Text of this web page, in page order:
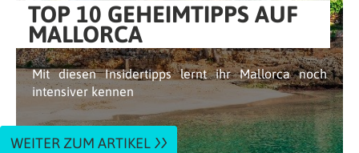
TOP 10 GEHEIMTIPPS AUF
MALLORCA
Mit diesen Insidertipps lernt ihr Mallorca noch
intensiver kennen
WEITER ZUM ARTIKEL